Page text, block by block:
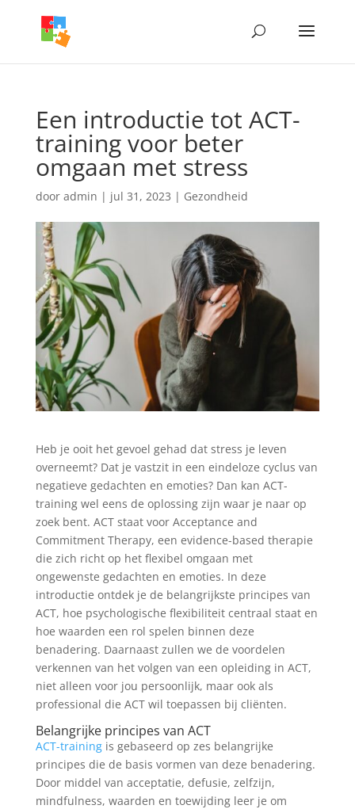
Een introductie tot ACT-
training voor beter
omgaan met stress
door admin | jul 31, 2023 | Gezondheid
Heb je ooit het gevoel gehad dat stress je leven
overneemt? Dat je vastzit in een eindeloze cyclus van
negatieve gedachten en emoties? Dan kan ACT-
training wel eens de oplossing zijn waar je naar op
zoek bent. ACT staat voor Acceptance and
Commitment Therapy, een evidence-based therapie
die zich richt op het flexibel omgaan met
ongewenste gedachten en emoties. In deze
introductie ontdek je de belangrijkste principes van
ACT, hoe psychologische flexibiliteit centraal staat en
hoe waarden een rol spelen binnen deze
benadering. Daarnaast zullen we de voordelen
verkennen van het volgen van een opleiding in ACT,
niet alleen voor jou persoonlijk, maar ook als
professional die ACT wil toepassen bij cliënten.
Belangrijke principes van ACT
ACT-trainingis gebaseerd op zes belangrijke
principes die de basis vormen van deze benadering.
Door middel van acceptatie, defusie, zelfzijn,
mindfulness, waarden en toewijding leer je om